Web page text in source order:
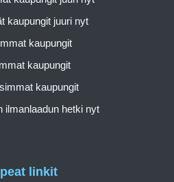
linkit
kaupungit juuri nyt
kaupungit
kaupungit
kaupungit
ilmanlaadun hetki nyt